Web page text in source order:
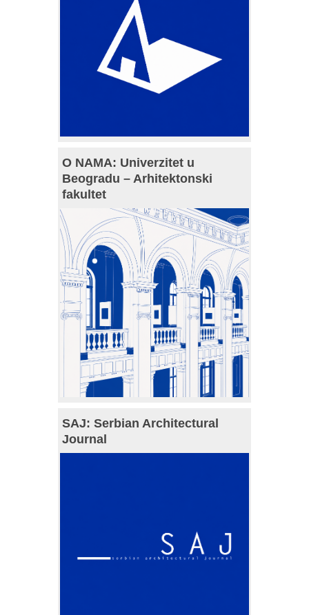
O NAMA: Univerzitet u
Beogradu – Arhitektonski
fakultet
SAJ: Serbian Architectural
Journal